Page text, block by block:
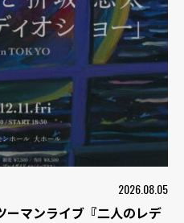
2026.08.05
ーマンライブ『二人のレデ